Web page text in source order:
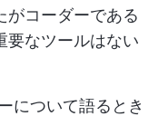
がコーダーである
要なツールはない
について語るとき